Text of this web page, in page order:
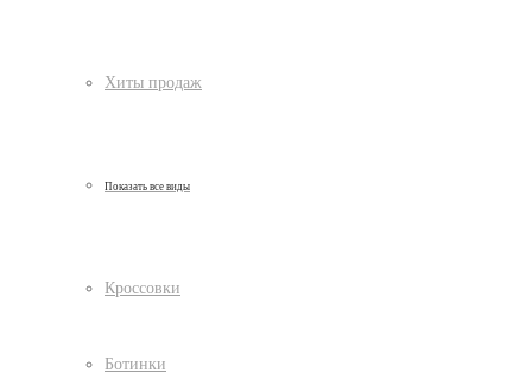
Хиты продаж
Показать все виды
Кроссовки
Ботинки